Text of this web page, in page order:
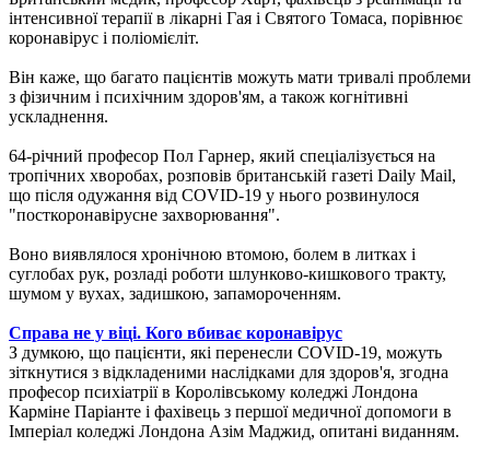
інтенсивної терапії в лікарні Гая і Святого Томаса, порівнює
коронавірус і поліомієліт.
Він каже, що багато пацієнтів можуть мати тривалі проблеми
з фізичним і психічним здоров'ям, а також когнітивні
ускладнення.
64-річний професор Пол Гарнер, який спеціалізується на
тропічних хворобах, розповів британській газеті Daily Mail,
що після одужання від COVID-19 у нього розвинулося
"посткоронавірусне захворювання".
Воно виявлялося хронічною втомою, болем в литках і
суглобах рук, розладі роботи шлунково-кишкового тракту,
шумом у вухах, задишкою, запамороченням.
Справа не у віці. Кого вбиває коронавірус
З думкою, що пацієнти, які перенесли COVID-19, можуть
зіткнутися з відкладеними наслідками для здоров'я, згодна
професор психіатрії в Королівському коледжі Лондона
Карміне Паріанте і фахівець з першої медичної допомоги в
Імперіал коледжі Лондона Азім Маджид, опитані виданням.